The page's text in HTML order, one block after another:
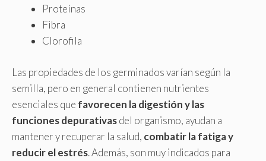
Proteínas
Fibra
Clorofila
Las propiedades de los germinados varían según la
semilla, pero en general contienen nutrientes
esenciales que favorecen la digestión y las
funciones depurativasdel organismo, ayudan a
mantener y recuperar la salud, combatir la fatiga y
reducir el estrés. Además, son muy indicados para